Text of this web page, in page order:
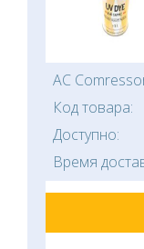
AC
Код товара:
Доступно:
Время